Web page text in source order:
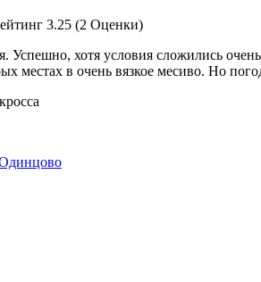
3.25 (2 Оценки)
Успешно, хотя условия сложились
местах в очень вязкое месиво. Но